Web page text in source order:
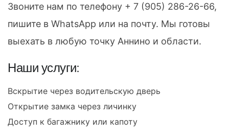
Звоните нам по телефону + 7 (905) 286-26-66,
пишите в WhatsApp или на почту. Мы готовы
выехать в любую точку Аннино и области.
Наши услуги:
Вскрытие через водительскую дверь
Открытие замка через личинку
Доступ к багажнику или капоту